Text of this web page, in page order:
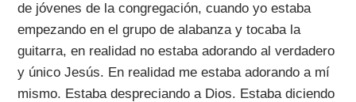
de jóvenes de la congregación, cuando yo estaba
empezando en el grupo de alabanza y tocaba la
guitarra, en realidad no estaba adorando al verdadero
y único Jesús. En realidad me estaba adorando a mí
mismo. Estaba despreciando a Dios. Estaba diciendo